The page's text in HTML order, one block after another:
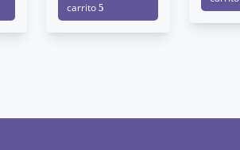
carrito